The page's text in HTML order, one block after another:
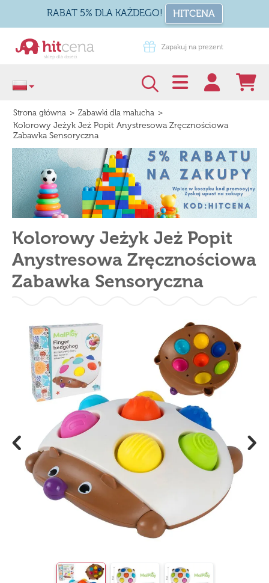
RABAT 5% DLA KAŻDEGO! HITCENA
Zapakuj na prezent Darmowa dostawa od 99 zł
Strona główna > Zabawki dla malucha >
Kolorowy Jeżyk Jeż Popit Anystresowa Zręcznościowa
Zabawka Sensoryczna
Kolorowy Jeżyk Jeż Popit
Anystresowa Zręcznościowa
Zabawka Sensoryczna